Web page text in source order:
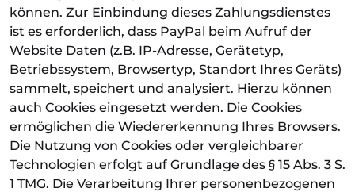
können. Zur Einbindung dieses Zahlungsdienstes
ist es erforderlich, dass PayPal beim Aufruf der
Website Daten (z.B. IP-Adresse, Gerätetyp,
Betriebssystem, Browsertyp, Standort Ihres Geräts)
sammelt, speichert und analysiert. Hierzu können
auch Cookies eingesetzt werden. Die Cookies
ermöglichen die Wiedererkennung Ihres Browsers.
Die Nutzung von Cookies oder vergleichbarer
Technologien erfolgt auf Grundlage des § 15 Abs. 3 S.
1 TMG. Die Verarbeitung Ihrer personenbezogenen